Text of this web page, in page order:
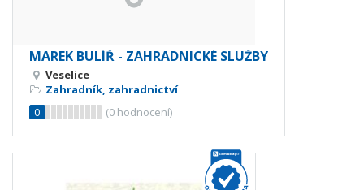
MAREK BULÍŘ - ZAHRADNICKÉ SLUŽBY
Veselice
Zahradník, zahradnictví
0
(0 hodnocení)